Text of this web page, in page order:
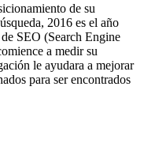
de su
2016 es el año
SEO (Search Engine
a medir su
le ayudara a mejorar
para ser encontrados